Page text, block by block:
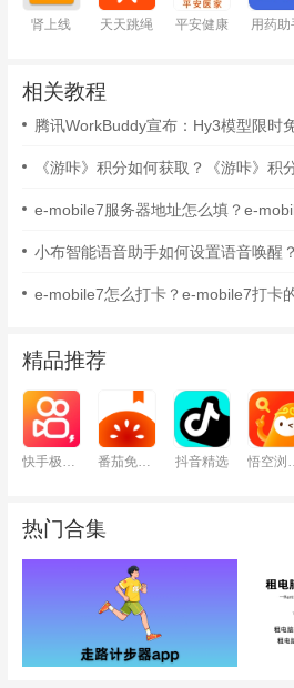
肾上线 天天跳绳 平安健康 用药助
相关教程
腾讯WorkBuddy宣布：Hy3模型限时
《游咔》积分如何获取？《游咔》积
e-mobile7服务器地址怎么填？e-
e-mobile7怎么打卡？e-mobile7打卡
精品推荐
快手极速版 番茄免费小说 抖音精选 悟
热门合集